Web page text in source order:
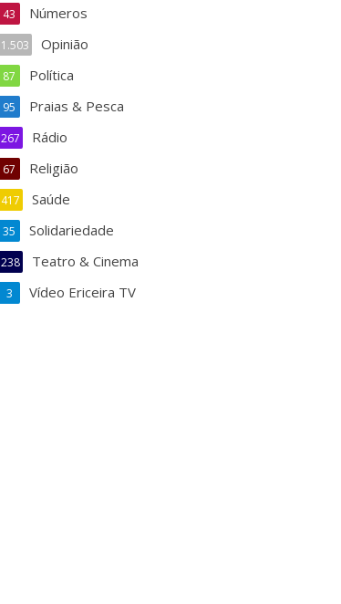
Números
43
Opinião
1.503
Política
87
Praias & Pesca
95
Rádio
267
Religião
67
Saúde
417
Solidariedade
35
Teatro & Cinema
238
Vídeo Ericeira TV
3